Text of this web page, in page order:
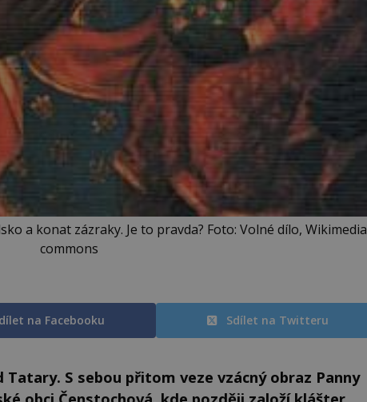
a konat zázraky. Je to pravda? Foto: Volné dílo, Wikimedia
commons
na Facebooku Sdílet na Twitteru
Tatary. S sebou přitom veze vzácný obraz Panny